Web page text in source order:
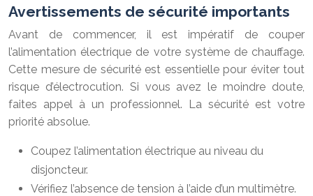
Avertissements de sécurité importants
Avant de commencer, il est impératif de couper
l’alimentation électrique de votre système de chauffage.
Cette mesure de sécurité est essentielle pour éviter tout
risque d’électrocution. Si vous avez le moindre doute,
faites appel à un professionnel. La sécurité est votre
priorité absolue.
Coupez l’alimentation électrique au niveau du
disjoncteur.
Vérifiez l’absence de tension à l’aide d’un multimètre.